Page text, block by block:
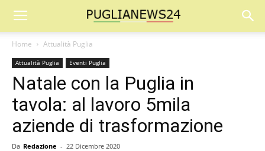
Home Attualità Puglia
Attualità Puglia Eventi Puglia
Natale con la Puglia in
tavola: al lavoro 5mila
aziende di trasformazione
Da Redazione - 22 Dicembre 2020